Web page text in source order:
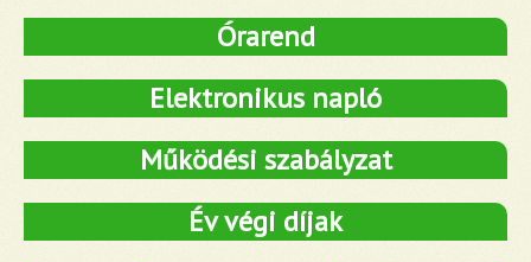
Órarend
Elektronikus napló
Működési szabályzat
Év végi díjak